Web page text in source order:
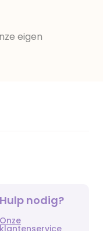
eigen
Hulp nodig?
Onze
klantenservice